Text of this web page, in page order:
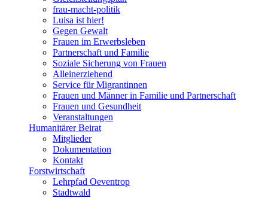
frau-macht-politik
Luisa ist hier!
Gegen Gewalt
Frauen im Erwerbsleben
Partnerschaft und Familie
Soziale Sicherung von Frauen
Alleinerziehend
Service für Migrantinnen
Frauen und Männer in Familie und Partnerschaft
Frauen und Gesundheit
Veranstaltungen
Humanitärer Beirat
Mitglieder
Dokumentation
Kontakt
Forstwirtschaft
Lehrpfad Oeventrop
Stadtwald